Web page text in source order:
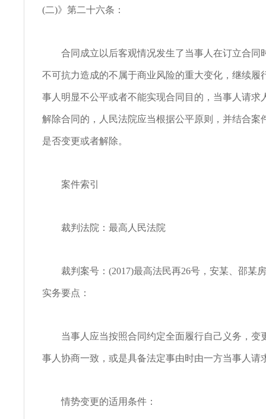
(二)》第二十六条：
合同成立以后客观情况发生了当事人在订立合同
不可抗力造成的不属于商业风险的重大变化，继续履
事人明显不公平或者不能实现合同目的，当事人请求
解除合同的，人民法院应当根据公平原则，并结合案
是否变更或者解除。
案件索引
裁判法院：最高人民法院
裁判案号：(2017)最高法民再26号，安某、邵某
实务要点：
当事人应当按照合同约定全面履行自己义务，变
事人协商一致，或是具备法定事由时由一方当事人请
情势变更的适用条件：